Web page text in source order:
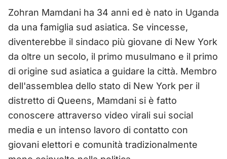
Zohran Mamdani ha 34 anni ed è nato in Uganda
da una famiglia sud asiatica. Se vincesse,
diventerebbe il sindaco più giovane di New York
da oltre un secolo, il primo musulmano e il primo
di origine sud asiatica a guidare la città. Membro
dell'assemblea dello stato di New York per il
distretto di Queens, Mamdani si è fatto
conoscere attraverso video virali sui social
media e un intenso lavoro di contatto con
giovani elettori e comunità tradizionalmente